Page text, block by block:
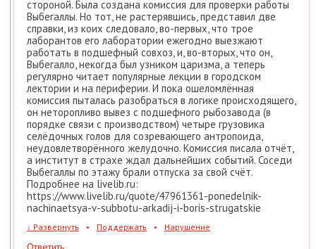
стороной. Была создана комиссия для проверки работы
Выбегаллы. Но тот, не растерявшись, представил две
справки, из коих следовало, во-первых, что трое
лаборантов его лаборатории ежегодно выезжают
работать в подшефный совхоз, и, во-вторых, что он,
Выбегалло, некогда был узником царизма, а теперь
регулярно читает популярные лекции в городском
лектории и на периферии. И пока ошеломлённая
комиссия пыталась разобраться в логике происходящего,
он неторопливо вывез с подшефного рыбозавода (в
порядке связи с производством) четыре грузовика
селёдочных голов для созревающего антропоида,
неудовлетворённого желудочно. Комиссия писала отчёт,
а институт в страхе ждал дальнейших событий. Соседи
Выбегаллы по этажу брали отпуска за свой счёт.
Подробнее на livelib.ru:
https://www.livelib.ru/quote/47961361-ponedelnik-
nachinaetsya-v-subbotu-arkadij-i-boris-strugatskie
↓ Развернуть • Поддержать • Нарушение